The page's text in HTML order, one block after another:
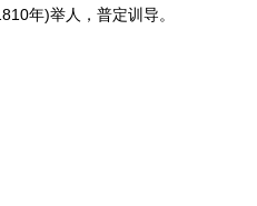
年)举人，普定训导。